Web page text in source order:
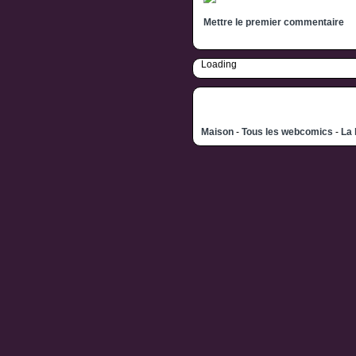
Mettre le premier commentaire
Loading
Maison - Tous les webcomics - La